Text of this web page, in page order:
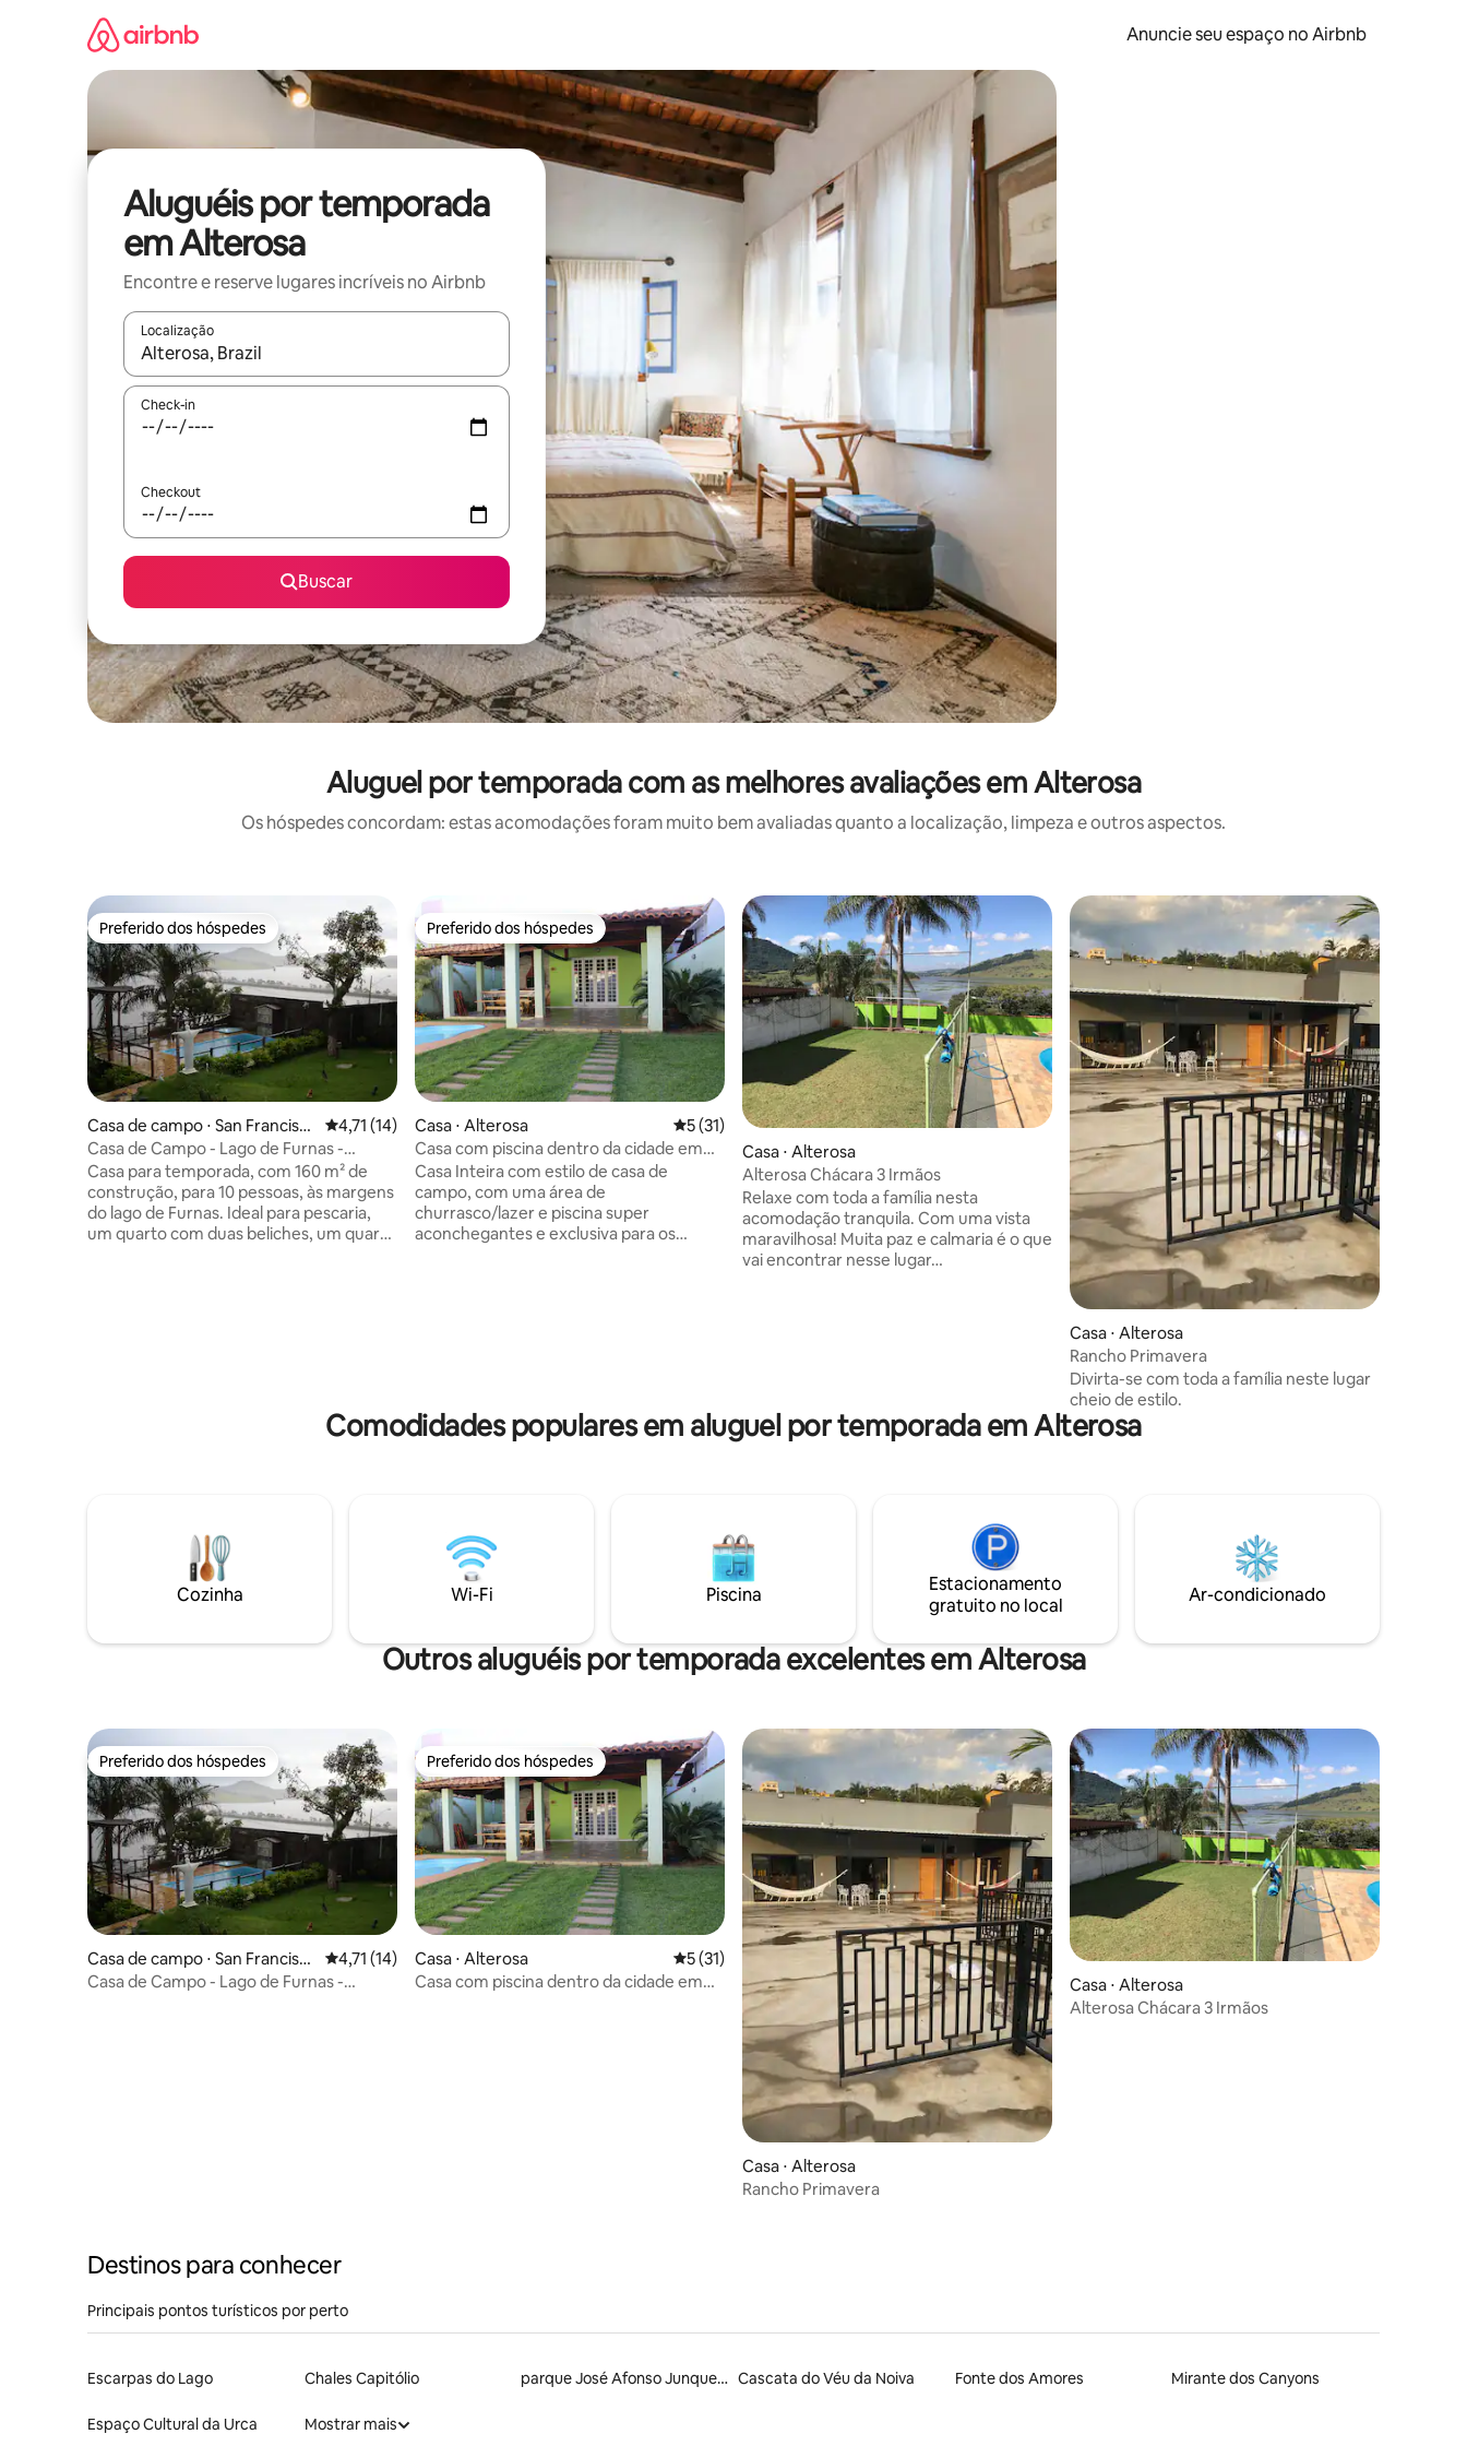
Anuncie seu espaço no Airbnb
Aluguéis por temporada
em Alterosa
Encontre e reserve lugares incríveis no Airbnb
Localização
Quando os resultados estiverem disponíveis, explore-os usando as seta para cima e para baixo do teclado ou tocando e deslizando o dedo na tela.
Check-in
Checkout
Buscar
Aluguel por temporada com as melhores avaliações em Alterosa
Os hóspedes concordam: estas acomodações foram muito bem avaliadas quanto a localização, limpeza e outros aspectos.
Preferido dos hóspedes
Preferido dos hóspedes
Casa de campo ⋅ San Francisc
o, Alterosa - MG
4,71 de uma avaliação média de 5, 14 avaliações
4,71 (14)
Casa de Campo - Lago de Furnas -
Alterosa - MG
Casa para temporada, com 160 m² de
construção, para 10 pessoas, às margens
do lago de Furnas. Ideal para pescaria,
um quarto com duas beliches, um quarto
Preferido dos hóspedes
Preferido dos hóspedes
Casa ⋅ Alterosa 5 de uma avaliação média de 5, 31 avaliações
5 (31)
Casa com piscina dentro da cidade em
Alterosa
Casa Inteira com estilo de casa de
campo, com uma área de
churrasco/lazer e piscina super
aconchegantes e exclusiva para os
Casa ⋅ Alterosa
Alterosa Chácara 3 Irmãos
Relaxe com toda a família nesta
acomodação tranquila. Com uma vista
maravilhosa! Muita paz e calmaria é o que
vai encontrar nesse lugar…
Casa ⋅ Alterosa
Rancho Primavera
Divirta-se com toda a família neste lugar
cheio de estilo.
Comodidades populares em aluguel por temporada em Alterosa
Cozinha Wi-Fi Piscina
Estacionamento
gratuito no local
Ar-condicionado
Outros aluguéis por temporada excelentes em Alterosa
Preferido dos hóspedes
Preferido dos hóspedes
Casa de campo ⋅ San Francisc
o, Alterosa - MG
4,71 de uma avaliação média de 5, 14 avaliações
4,71 (14)
Casa de Campo - Lago de Furnas -
Preferido dos hóspedes
Preferido dos hóspedes
Casa ⋅ Alterosa 5 de uma avaliação média de 5, 31 avaliações
5 (31)
Casa com piscina dentro da cidade em
Casa ⋅ Alterosa
Rancho Primavera
Casa ⋅ Alterosa
Alterosa Chácara 3 Irmãos
Destinos para conhecer
Principais pontos turísticos por perto
Escarpas do Lago Chales Capitólio parque José Afonso Junqueira Cascata do Véu da Noiva Fonte dos Amores Mirante dos Canyons
Espaço Cultural da Urca Mostrar mais